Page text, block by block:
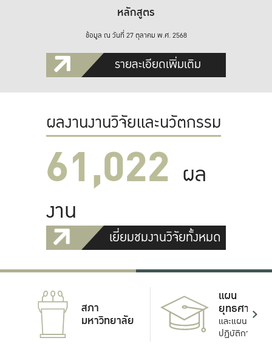
หลักสูตร
ข้อมูล ณ วันที่ 27 ตุลาคม พ.ศ. 2568
รายละเอียดเพิ่มเติม
ผลงานงานวิจัยและนวัตกรรม
61,022 ผล
งาน
เยี่ยมชมงานวิจัยทั้งหมด
สภา
มหาวิทยาลัย
แผน
ยุทธศาสตร์
และแผน
ปฏิบัติการ